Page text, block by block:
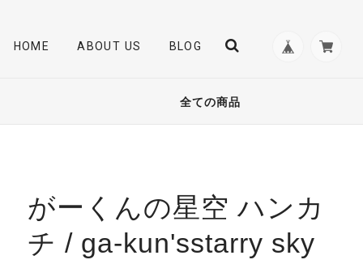
HOME ABOUT US BLOG
全ての商品
がーくんの星空 ハンカ
チ / ga-kun'sstarry sky